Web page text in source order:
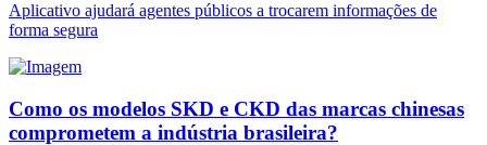
Aplicativo ajudará agentes públicos a trocarem informações de
forma segura
Como os modelos SKD e CKD das marcas chinesas
comprometem a indústria brasileira?